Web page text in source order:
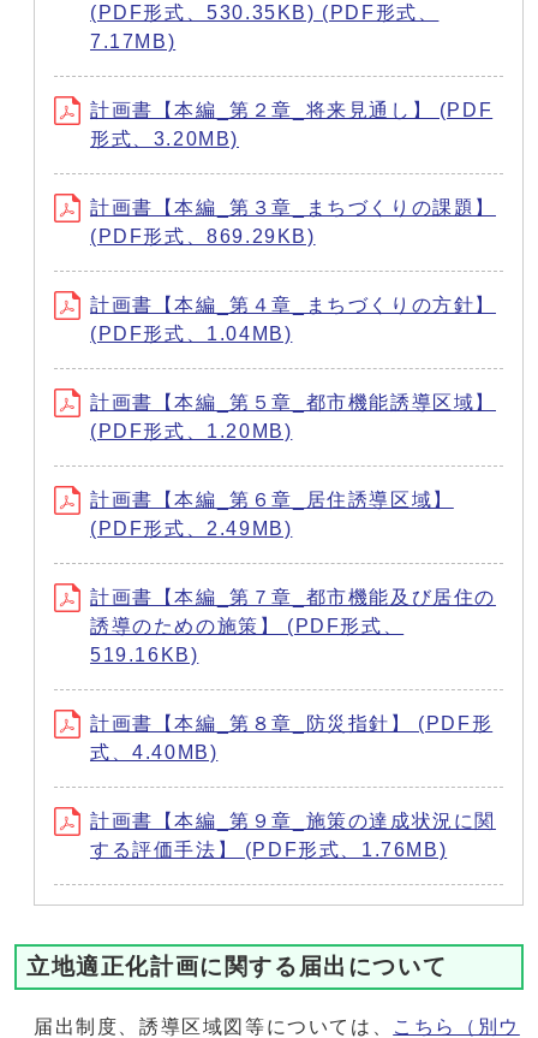
(PDF形式、530.35KB) (PDF形式、
7.17MB)
計画書【本編_第２章_将来見通し】 (PDF
形式、3.20MB)
計画書【本編_第３章_まちづくりの課題】
(PDF形式、869.29KB)
計画書【本編_第４章_まちづくりの方針】
(PDF形式、1.04MB)
計画書【本編_第５章_都市機能誘導区域】
(PDF形式、1.20MB)
計画書【本編_第６章_居住誘導区域】
(PDF形式、2.49MB)
計画書【本編_第７章_都市機能及び居住の
誘導のための施策】 (PDF形式、
519.16KB)
計画書【本編_第８章_防災指針】 (PDF形
式、4.40MB)
計画書【本編_第９章_施策の達成状況に関
する評価手法】 (PDF形式、1.76MB)
立地適正化計画に関する届出について
届出制度、誘導区域図等については、 こちら
（別ウ